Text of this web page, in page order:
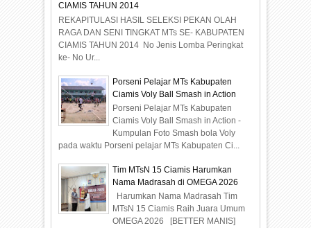
CIAMIS TAHUN 2014
REKAPITULASI HASIL SELEKSI PEKAN OLAH
RAGA DAN SENI TINGKAT MTs SE- KABUPATEN
CIAMIS TAHUN 2014 No Jenis Lomba Peringkat
ke- No Ur...
Porseni Pelajar MTs Kabupaten
Ciamis Voly Ball Smash in Action
Porseni Pelajar MTs Kabupaten
Ciamis Voly Ball Smash in Action -
Kumpulan Foto Smash bola Voly
pada waktu Porseni pelajar MTs Kabupaten Ci...
Tim MTsN 15 Ciamis Harumkan
Nama Madrasah di OMEGA 2026
Harumkan Nama Madrasah Tim
MTsN 15 Ciamis Raih Juara Umum
OMEGA 2026 [BETTER MANIS]